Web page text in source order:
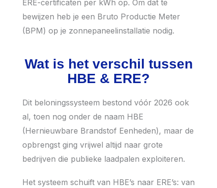
ERE-certificaten per kWh op. Om dat te
bewijzen heb je een Bruto Productie Meter
(BPM) op je zonnepaneelinstallatie nodig.
Wat is het verschil tussen
HBE & ERE?
Dit beloningssysteem bestond vóór 2026 ook
al, toen nog onder de naam HBE
(Hernieuwbare Brandstof Eenheden), maar de
opbrengst ging vrijwel altijd naar grote
bedrijven die publieke laadpalen exploiteren.
Het systeem schuift van HBE’s naar ERE’s: van